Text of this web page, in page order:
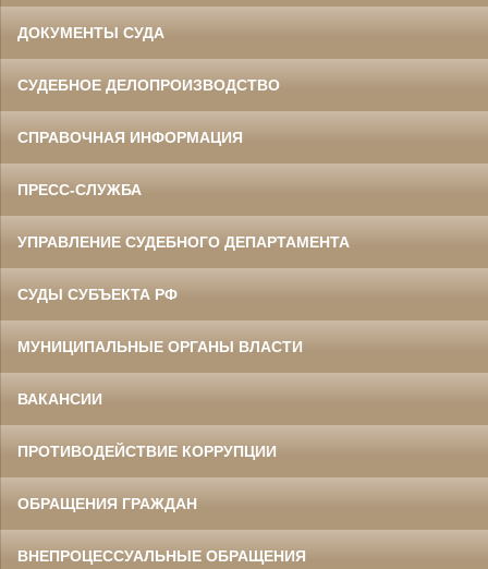
ДОКУМЕНТЫ СУДА
СУДЕБНОЕ ДЕЛОПРОИЗВОДСТВО
СПРАВОЧНАЯ ИНФОРМАЦИЯ
ПРЕСС-СЛУЖБА
УПРАВЛЕНИЕ СУДЕБНОГО ДЕПАРТАМЕНТА
СУДЫ СУБЪЕКТА РФ
МУНИЦИПАЛЬНЫЕ ОРГАНЫ ВЛАСТИ
ВАКАНСИИ
ПРОТИВОДЕЙСТВИЕ КОРРУПЦИИ
ОБРАЩЕНИЯ ГРАЖДАН
ВНЕПРОЦЕССУАЛЬНЫЕ ОБРАЩЕНИЯ